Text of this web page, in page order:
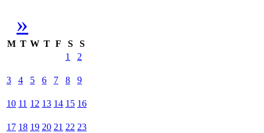
»
M T W T F S
S
1
2
3 4 5 6 7 8 9
10 11 12 13 14 15 16
17 18 19 20 21 22 23